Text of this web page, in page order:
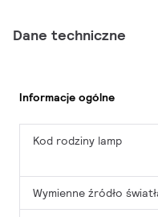
Dane techniczne
Informacje ogólne
Kod rodziny lamp
Wymienne źródło